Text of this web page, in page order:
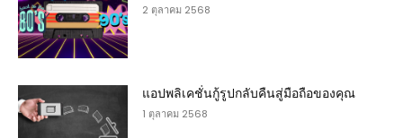
2 ตุลาคม 2568
แอปพลิเคชั่นกู้รูปกลับคืนสู่มือถือของคุณ
1 ตุลาคม 2568